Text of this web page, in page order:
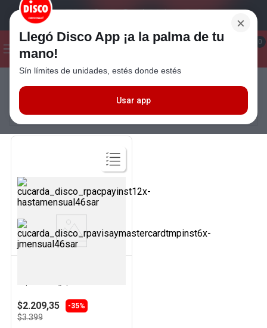
¡Hola! ¿Qué estas buscando? 0
Seleccioná el método de entrega
×
Llegó Disco App ¡a la palma de tu
mano!
Sín límites de unidades, estés donde estés
Usar app
Ver
Producto
$2.209,35 -35%
$3.399
5.
6.
Yerba
7.
8.
Fideos
. Nestle Classic